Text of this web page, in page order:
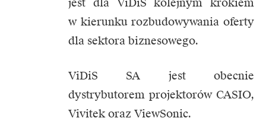
w kierunku rozbudowywania oferty
dla sektora biznesowego.
ViDiS SA jest obecnie
dystrybutorem projektorów CASIO,
Vivitek oraz ViewSonic.